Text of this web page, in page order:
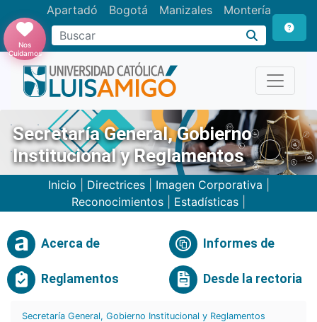
Apartadó Bogotá Manizales Montería
Buscar
Nos
Cuidamos
Secretaría General, Gobierno
Institucional y Reglamentos
Inicio Directrices| Imagen Corporativa
Reconocimientos
Estadísticas
Acerca de Informes de
Reglamentos Desde la rectoria
Secretaría General, Gobierno Institucional y Reglamentos